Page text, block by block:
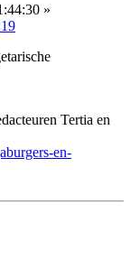
»
Tertia en
en-